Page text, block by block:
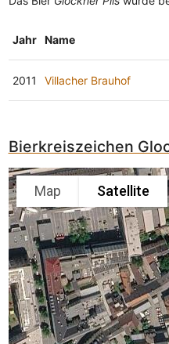
Jahr Name
2011 Villacher Brauhof
Bierkreiszeichen
Map Satellite